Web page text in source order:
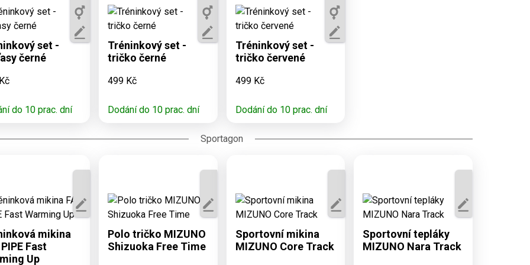
varianty:
8, 10, M, L, XL,
XXLset -
černé
do 10 prac. dní
Dostupné varianty:
6/8, 8/10, 10/12,
XL, XXL
Tréninkový set -
tričko černé
499 Kč
Dodání do 10 prac. dní
Dostupné varianty:
6/8, 8/10, 10/12,
XL, XXL
Tréninkový set -
tričko červené
499 Kč
Dodání do 10 prac. dní
Sportagon
varianty:
M, L, XL, XXL,
150, 140, 130
mikina
Fast
Up
Dostupné varianty:
Polo tričko MIZUNO
Shizuoka Free Time
Dostupné varianty:
Sportovní mikina
MIZUNO Core Track
Dostupné varianty:
Sportovní tepláky
MIZUNO Nara Track